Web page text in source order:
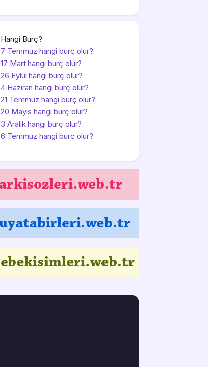
Hangi Burç?
7 Temmuz hangi burç olur?
17 Mart hangi burç olur?
26 Eylül hangi burç olur?
4 Haziran hangi burç olur?
21 Temmuz hangi burç olur?
20 Mayıs hangi burç olur?
3 Aralık hangi burç olur?
6 Temmuz hangi burç olur?